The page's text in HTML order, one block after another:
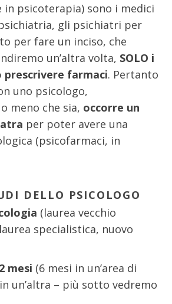
in psicoterapia) sono i medici
gli psichiatri per
per fare un inciso, che
un’altra volta, SOLO i
prescrivere farmaci. Pertanto
uno psicologo,
meno che sia, occorre un
per poter avere una
(psicofarmaci, in
DELLO PSICOLOGO
(laurea vecchio
specialistica, nuovo
mesi (6 mesi in un’area di
un’altra – più sotto vedremo